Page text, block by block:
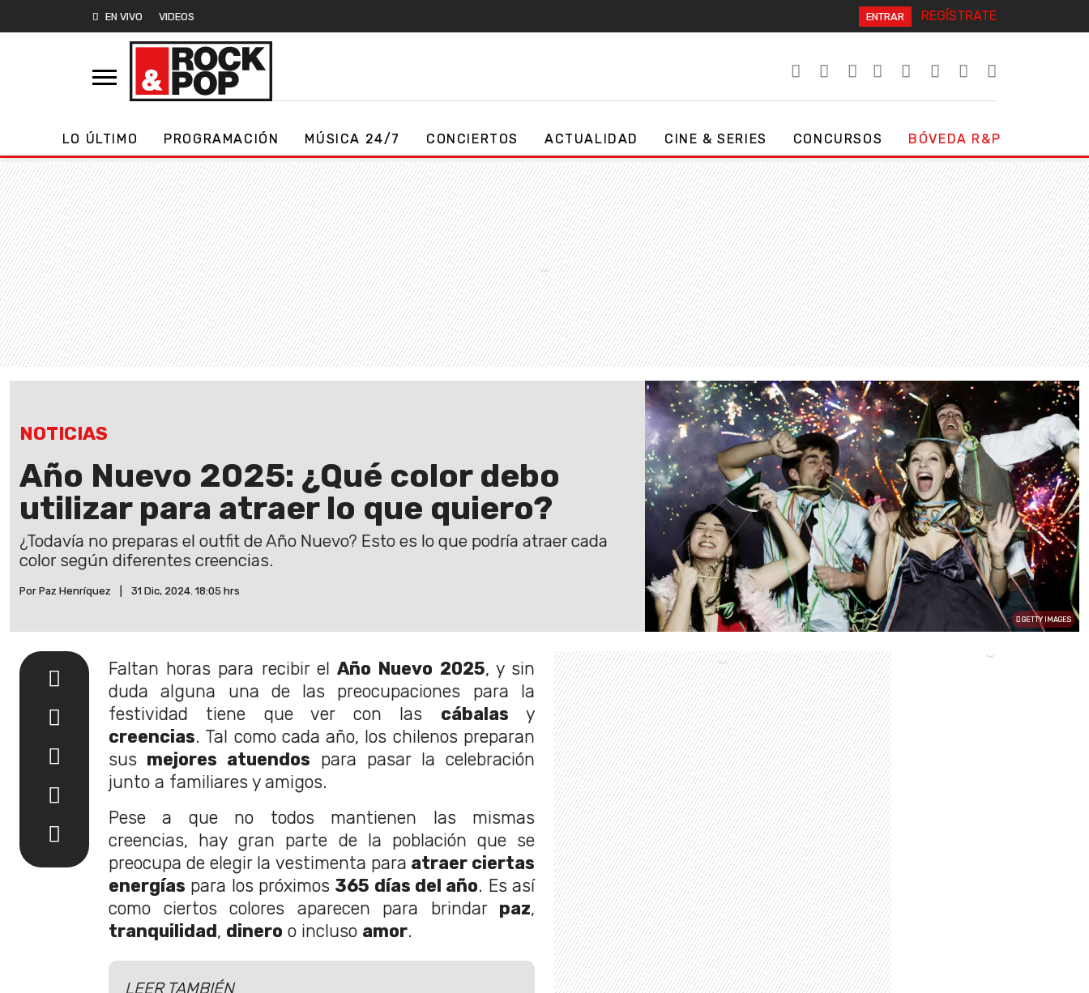
EN VIVO VIDEOS ENTRAR REGÍSTRATE
LO ÚLTIMO PROGRAMACIÓN MÚSICA 24/7 CONCIERTOS ACTUALIDAD CINE & SERIES CONCURSOS BÓVEDA R&P
NOTICIAS
Año Nuevo 2025: ¿Qué color debo
utilizar para atraer lo que quiero?
¿Todavía no preparas el outfit de Año Nuevo? Esto es lo que podría atraer cada
color según diferentes creencias.
Por Paz Henríquez 31 Dic, 2024. 18:05 hrs
GETTY IMAGES
Faltan horas para recibir elAño Nuevo 2025, y sin
duda alguna una de las preocupaciones para la
festividad tiene que ver con las cábalas y
creencias. Tal como cada año, los chilenos preparan
sus mejores atuendos para pasar la celebración
junto a familiares y amigos.
Pese a que no todos mantienen las mismas
creencias, hay gran parte de la población que se
preocupa de elegir la vestimenta para atraer ciertas
energías para los próximos 365 días del año. Es así
como ciertos colores aparecen para brindar paz,
tranquilidad, dinero o incluso amor.
LEER TAMBIÉN